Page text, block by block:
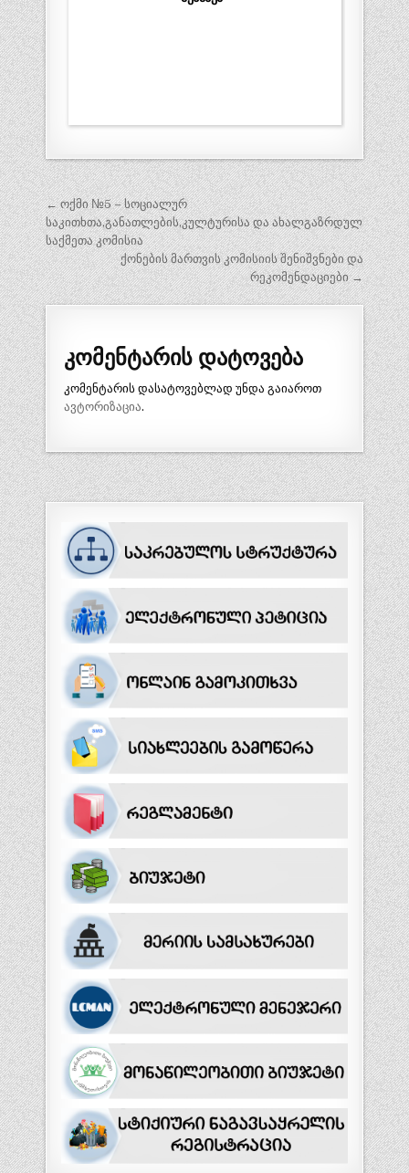
პოსტის
ნავიგაცია
← ოქმი №5 – სოციალურ
საკითხთა,განათლების,კულტურისა და ახალგაზრდულ
საქმეთა კომისია
ქონების მართვის კომისიის შენიშვნები და
რეკომენდაციები →
კომენტარის დატოვება
კომენტარის დასატოვებლად უნდა გაიაროთ
ავტორიზაცია.